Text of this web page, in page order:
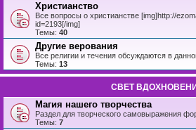
Христианство
Все вопросы о христианстве [img]http://
id=2193[/img]
Темы: 40
Другие верования
Все религии и течения обсуждаются в
Темы: 13
СВЕТ
Магия нашего творчества
Раздел для творческого самовыражения
Темы: 7